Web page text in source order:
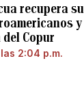
recupera su
y
Copur
2:04 p.m.